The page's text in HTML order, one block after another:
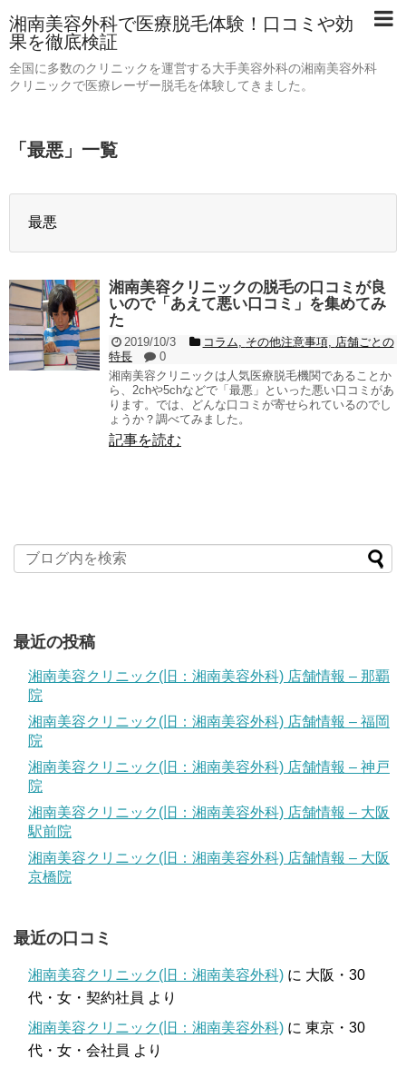
湘南美容外科で医療脱毛体験！口コミや効
果を徹底検証
全国に多数のクリニックを運営する大手美容外科の湘南美容外科
クリニックで医療レーザー脱毛を体験してきました。
「 最悪 」 一覧
最悪
湘南美容クリニックの脱毛の口コミが良
いので「あえて悪い口コミ」を集めてみ
た
2019/10/3 コラム, その他注意事項, 店舗ごとの
特長
0
湘南美容クリニックは人気医療脱毛機関であることか
ら、2chや5chなどで「最悪」といった悪い口コミがあ
ります。では、どんな口コミが寄せられているのでし
ょうか？調べてみました。
記事を読む
最近の投稿
湘南美容クリニック(旧：湘南美容外科) 店舗情報 – 那覇
院
湘南美容クリニック(旧：湘南美容外科) 店舗情報 – 福岡
院
湘南美容クリニック(旧：湘南美容外科) 店舗情報 – 神戸
院
湘南美容クリニック(旧：湘南美容外科) 店舗情報 – 大阪
駅前院
湘南美容クリニック(旧：湘南美容外科) 店舗情報 – 大阪
京橋院
最近の口コミ
湘南美容クリニック(旧：湘南美容外科) に 大阪・30
代・女・契約社員 より
湘南美容クリニック(旧：湘南美容外科) に 東京・30
代・女・会社員 より